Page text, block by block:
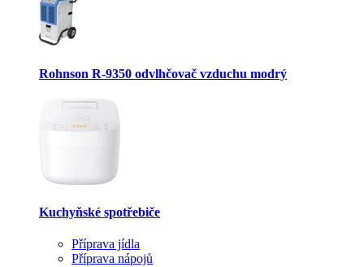
Rohnson R-9350 odvlhčovač vzduchu modrý
Kuchyňské spotřebiče
Příprava jídla
Příprava nápojů